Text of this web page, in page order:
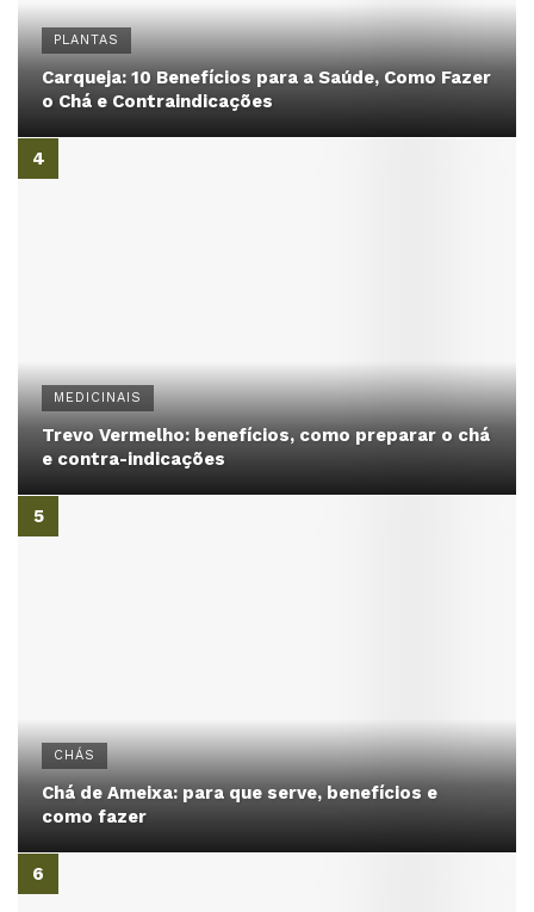
PLANTAS
Carqueja: 10 Benefícios para a Saúde, Como Fazer
o Chá e Contraindicações
MEDICINAIS
Trevo Vermelho: benefícios, como preparar o chá
e contra-indicações
CHÁS
Chá de Ameixa: para que serve, benefícios e
como fazer